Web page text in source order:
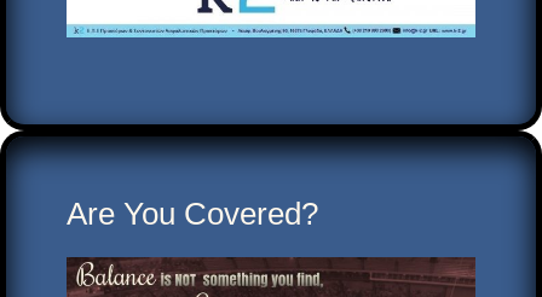
Are You Covered?